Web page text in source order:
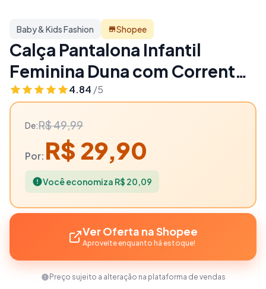
Baby & Kids Fashion Shopee
Calça Pantalona Infantil
Feminina Duna com Corrente |
Moda Kids Confortável
Estilosa Festa - 40% OFF |
Baby & Kids Fashion
4.84 /5
De:R$ 49,99
Por: R$ 29,90
Você economiza R$ 20,09
Ver Oferta na Shopee
Aproveite enquanto há estoque!
Preço sujeito a alteração na plataforma de vendas